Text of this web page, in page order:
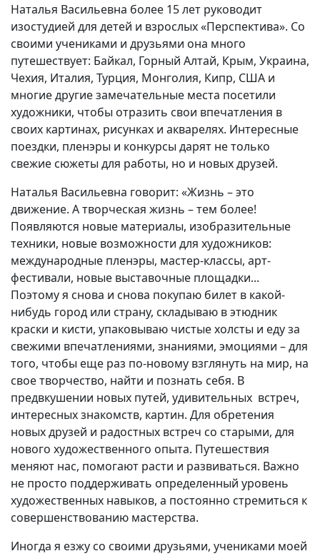
Наталья Васильевна более 15 лет руководит
изостудией для детей и взрослых «Перспектива». Со
своими учениками и друзьями она много
путешествует: Байкал, Горный Алтай, Крым, Украина,
Чехия, Италия, Турция, Монголия, Кипр, США и
многие другие замечательные места посетили
художники, чтобы отразить свои впечатления в
своих картинах, рисунках и акварелях. Интересные
поездки, пленэры и конкурсы дарят не только
свежие сюжеты для работы, но и новых друзей.
Наталья Васильевна говорит: «Жизнь – это
движение. А творческая жизнь – тем более!
Появляются новые материалы, изобразительные
техники, новые возможности для художников:
международные пленэры, мастер-классы, арт-
фестивали, новые выставочные площадки...
Поэтому я снова и снова покупаю билет в какой-
нибудь город или страну, складываю в этюдник
краски и кисти, упаковываю чистые холсты и еду за
свежими впечатлениями, знаниями, эмоциями – для
того, чтобы еще раз по-новому взглянуть на мир, на
свое творчество, найти и познать себя. В
предвкушении новых путей, удивительных встреч,
интересных знакомств, картин. Для обретения
новых друзей и радостных встреч со старыми, для
нового художественного опыта. Путешествия
меняют нас, помогают расти и развиваться. Важно
не просто поддерживать определенный уровень
художественных навыков, а постоянно стремиться к
совершенствованию мастерства.
Иногда я езжу со своими друзьями, учениками моей